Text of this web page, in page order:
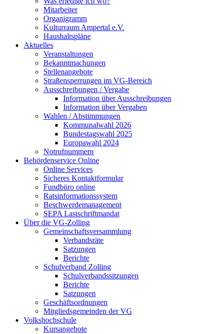
Mitarbeiter
Organigramm
Kulturraum Ampertal e.V.
Haushaltspläne
Aktuelles
Veranstaltungen
Bekanntmachungen
Stellenangebote
Straßensperrungen im VG-Bereich
Ausschreibungen / Vergabe
Information über Ausschreibungen
Information über Vergaben
Wahlen / Abstimmungen
Kommunalwahl 2026
Bundestagswahl 2025
Europawahl 2024
Notrufnummern
Behördenservice Online
Online Services
Sicheres Kontaktformular
Fundbüro online
Ratsinformationssystem
Beschwerdemanagement
SEPA Lastschriftmandat
Über die VG-Zolling
Gemeinschaftsversammlung
Verbandsräte
Satzungen
Berichte
Schulverband Zolling
Schulverbandssitzungen
Berichte
Satzungen
Geschäftsordnungen
Mitgliedsgemeinden der VG
Volkshochschule
Kursangebote